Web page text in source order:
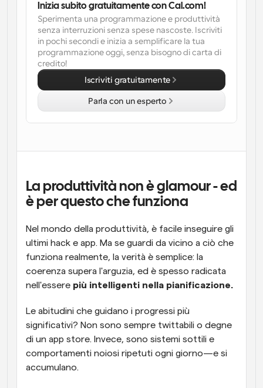
Programmazione potenziata con chiamate
supportate dall'IA
Flussi di lavoro
Automatizzare la pianificazione e i promemoria
Blog
Rimani aggiornato con le ultime notizie e aggiornamenti
Riunioni Instantanee
Webhook
Ricevi una notifica quando succede qualcosa
La produttività non è glamour - ed
è per questo che funziona
Nel mondo della produttività, è facile inseguire gli
ultimi hack e app. Ma se guardi da vicino a ciò che
funziona realmente, la verità è semplice: la
coerenza supera l'arguzia, ed è spesso radicata
nell'essere più intelligenti nella pianificazione.
Le abitudini che guidano i progressi più
significativi? Non sono sempre twittabili o degne
di un app store. Invece, sono sistemi sottili e
comportamenti noiosi ripetuti ogni giorno—e si
accumulano.
Inizia subito gratuitamente con Cal.com!
Sperimenta una programmazione e produttività
senza interruzioni senza spese nascoste. Iscriviti
in pochi secondi e inizia a semplificare la tua
programmazione oggi, senza bisogno di carta di
credito!
Iscriviti gratuitamente
Parla con un esperto